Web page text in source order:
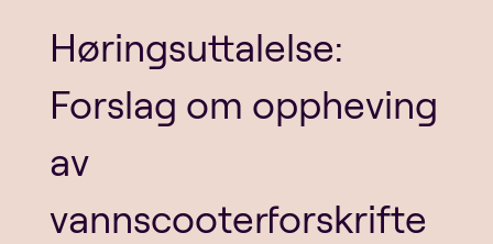
Høringsuttalelse:
Forslag om oppheving
av
vannscooterforskrifte